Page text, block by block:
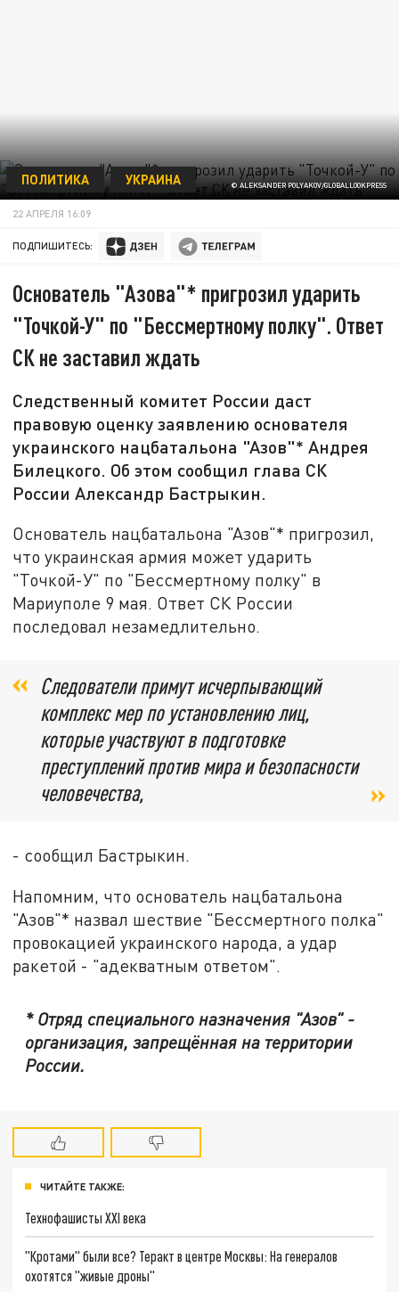
© ALEKSANDER POLYAKOV/GLOBALLOOKPRESS
ПОЛИТИКА УКРАИНА
22 АПРЕЛЯ 16:09
ПОДПИШИТЕСЬ:
Основатель "Азова"* пригрозил ударить
"Точкой-У" по "Бессмертному полку". Ответ
СК не заставил ждать
Следственный комитет России даст
правовую оценку заявлению основателя
украинского нацбатальона "Азов"* Андрея
Билецкого. Об этом сообщил глава СК
России Александр Бастрыкин.
Основатель нацбатальона "Азов"* пригрозил,
что украинская армия может ударить
"Точкой-У" по "Бессмертному полку" в
Мариуполе 9 мая. Ответ СК России
последовал незамедлительно.
Следователи примут исчерпывающий
комплекс мер по установлению лиц,
которые участвуют в подготовке
преступлений против мира и безопасности
человечества,
- сообщил Бастрыкин.
Напомним, что основатель нацбатальона
"Азов"* назвал шествие "Бессмертного полка"
провокацией украинского народа, а удар
ракетой - "адекватным ответом".
* Отряд специального назначения "Азов" -
организация, запрещённая на территории
России.
ЧИТАЙТЕ ТАКЖЕ:
Технофашисты XXI века
"Кротами" были все? Теракт в центре Москвы: На генералов
охотятся "живые дроны"